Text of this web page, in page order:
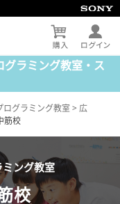
グラミング教室・ス
ログラミング教室 > 広
筋校
ミング教室
校